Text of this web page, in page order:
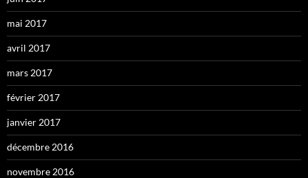
mai 2017
avril 2017
mars 2017
février 2017
janvier 2017
décembre 2016
novembre 2016